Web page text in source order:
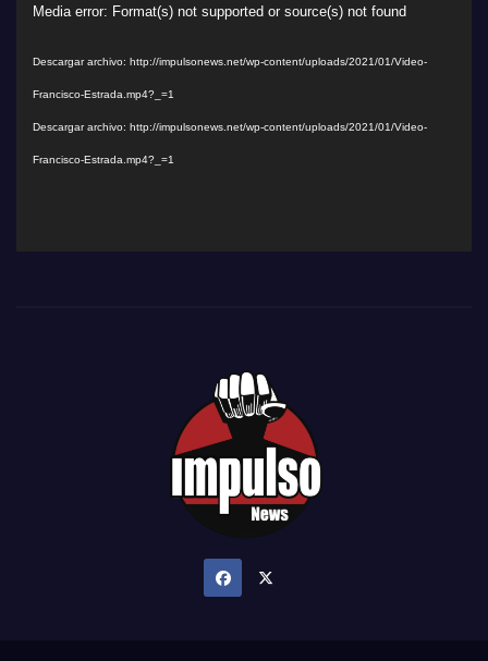
Reproductor
Media error: Format(s) not supported or source(s) not found
Descargar archivo: http://impulsonews.net/wp-content/uploads/2021/01/Video-
Francisco-Estrada.mp4?_=1
Descargar archivo: http://impulsonews.net/wp-content/uploads/2021/01/Video-
Francisco-Estrada.mp4?_=1